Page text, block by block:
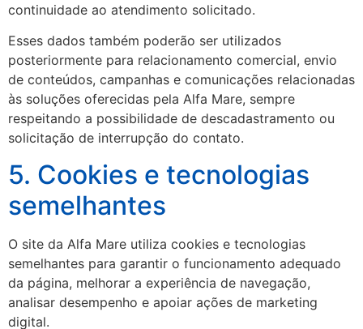
continuidade ao atendimento solicitado.
Esses dados também poderão ser utilizados
posteriormente para relacionamento comercial, envio
de conteúdos, campanhas e comunicações relacionadas
às soluções oferecidas pela Alfa Mare, sempre
respeitando a possibilidade de descadastramento ou
solicitação de interrupção do contato.
5. Cookies e tecnologias
semelhantes
O site da Alfa Mare utiliza cookies e tecnologias
semelhantes para garantir o funcionamento adequado
da página, melhorar a experiência de navegação,
analisar desempenho e apoiar ações de marketing
digital.